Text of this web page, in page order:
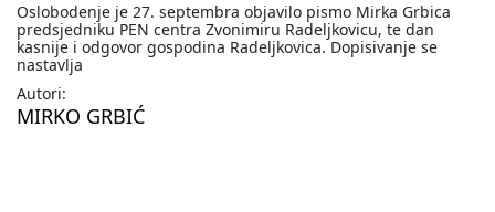
Oslobodenje je 27. septembra objavilo pismo Mirka Grbica
predsjedniku PEN centra Zvonimiru Radeljkovicu, te dan
kasnije i odgovor gospodina Radeljkovica. Dopisivanje se
nastavlja
Autori:
MIRKO GRBIĆ